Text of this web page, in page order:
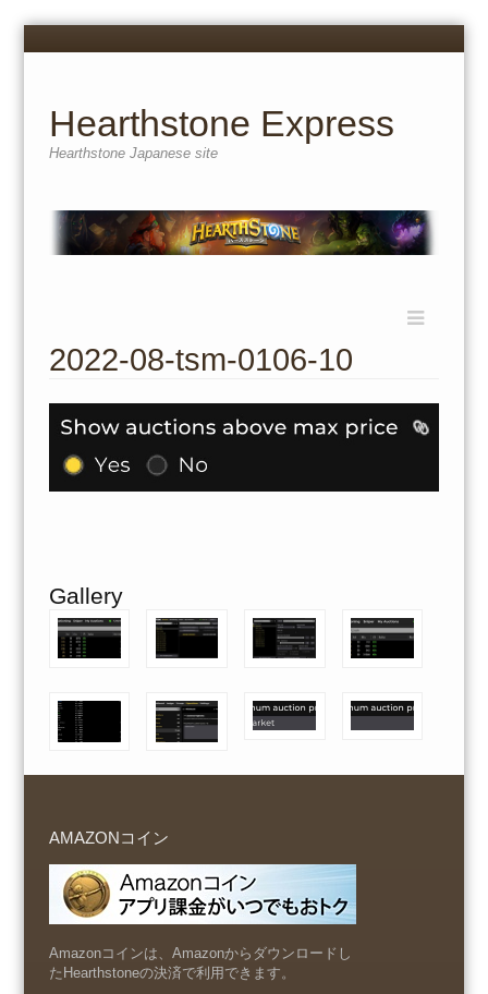
Menu
Hearthstone Express
Hearthstone Japanese site
content
2022-08-tsm-0106-10
Gallery
AMAZONコイン
Amazonコインは、Amazonからダウンロードし
たHearthstoneの決済で利用できます。